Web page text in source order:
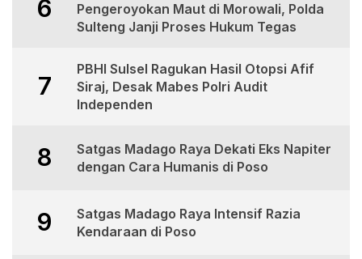
6
Pengeroyokan Maut di Morowali, Polda
Sulteng Janji Proses Hukum Tegas
7
PBHI Sulsel Ragukan Hasil Otopsi Afif
Siraj, Desak Mabes Polri Audit
Independen
8
Satgas Madago Raya Dekati Eks Napiter
dengan Cara Humanis di Poso
9
Satgas Madago Raya Intensif Razia
Kendaraan di Poso